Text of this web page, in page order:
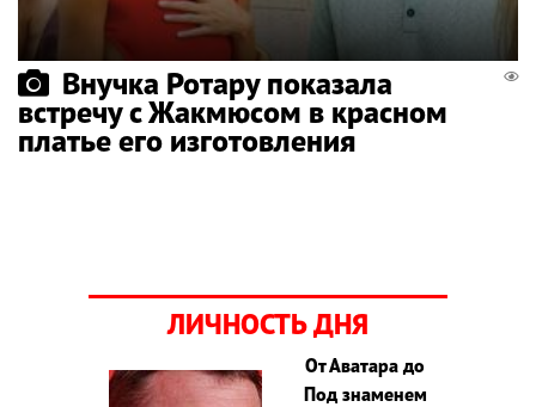
Внучка Ротару показала
встречу с Жакмюсом в красном
платье его изготовления
ЛИЧНОСТЬ ДНЯ
От Аватара до
Под знаменем